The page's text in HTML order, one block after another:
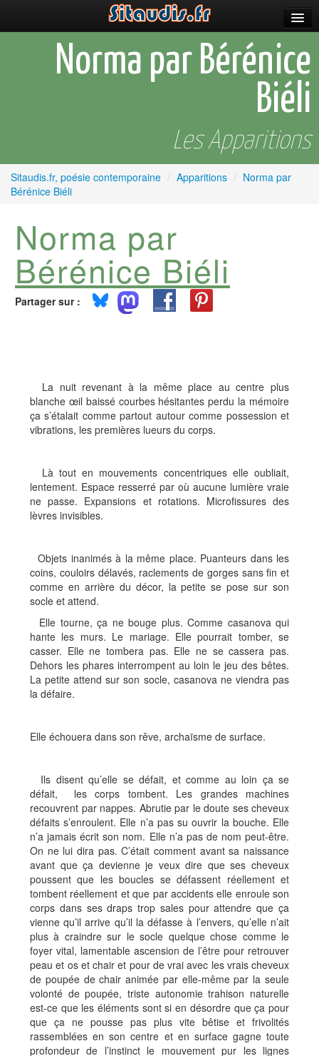
Parutions
Incitations
Auteurs & poètes
Célébrations
Plus
Norma par Bérénice
Biéli
Les Apparitions
Sitaudis.fr, poésie contemporaine / Apparitions / Norma par
Bérénice Biéli
Norma par
Bérénice Biéli
Partager sur :
La nuit revenant à la même place au centre plus
blanche œil baissé courbes hésitantes perdu la mémoire
ça s’étalait comme partout autour comme possession et
vibrations, les premières lueurs du corps.
Là tout en mouvements concentriques elle oubliait,
lentement. Espace resserré par où aucune lumière vraie
ne passe. Expansions et rotations. Microfissures des
lèvres invisibles.
Objets inanimés à la même place. Puanteurs dans les
coins, couloirs délavés, raclements de gorges sans fin et
comme en arrière du décor, la petite se pose sur son
socle et attend.
Elle tourne, ça ne bouge plus. Comme casanova qui
hante les murs. Le mariage. Elle pourrait tomber, se
casser. Elle ne tombera pas. Elle ne se cassera pas.
Dehors les phares interrompent au loin le jeu des bêtes.
La petite attend sur son socle, casanova ne viendra pas
la défaire.
Elle échouera dans son rêve, archaïsme de surface.
Ils disent qu’elle se défait, et comme au loin ça se
défait, les corps tombent. Les grandes machines
recouvrent par nappes. Abrutie par le doute ses cheveux
défaits s’enroulent. Elle n’a pas su ouvrir la bouche. Elle
n’a jamais écrit son nom. Elle n’a pas de nom peut-être.
On ne lui dira pas. C’était comment avant sa naissance
avant que ça devienne je veux dire que ses cheveux
poussent que les boucles se défassent réellement et
tombent réellement et que par accidents elle enroule son
corps dans ses draps trop sales pour attendre que ça
vienne qu’il arrive qu’il la défasse à l’envers, qu’elle n’ait
plus à craindre sur le socle quelque chose comme le
foyer vital, lamentable ascension de l’être pour retrouver
peau et os et chair et pour de vrai avec les vrais cheveux
de poupée de chair animée par elle-même par la seule
volonté de poupée, triste autonomie trahison naturelle
est-ce que les éléments sont si en désordre que ça pour
que ça ne pousse pas plus vite bêtise et frivolités
rassemblées en son centre et en surface gagne toute
profondeur de l’instinct le mouvement pur les lignes